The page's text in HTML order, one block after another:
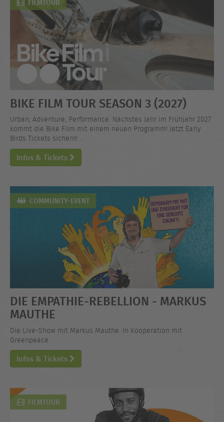
FILMTOUR
BIKE FILM TOUR SEASON 3 (2027)
Urban, Adventure, Performance. Nächstes Jahr im Frühjahr 2027
kommt die Bike Film mit einem neuen Programm! Jetzt Early
Birds Tickets sichern!
Infos & Tickets
COMMUNITY-EVENT
DIE EMPATHIE-REBELLION - MARKUS
MAUTHE
Die Live-Show mit Markus Mauthe. In Kooperation mit
Greenpeace.
Infos & Tickets
FILMTOUR